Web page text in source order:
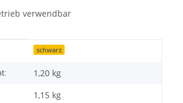
verwendbar
schwarz
1,20 kg
1,15 kg